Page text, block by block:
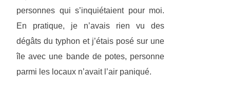
personnes qui s’inquiétaient pour moi.
En pratique, je n’avais rien vu des
dégâts du typhon et j’étais posé sur une
île avec une bande de potes, personne
parmi les locaux n’avait l’air paniqué.